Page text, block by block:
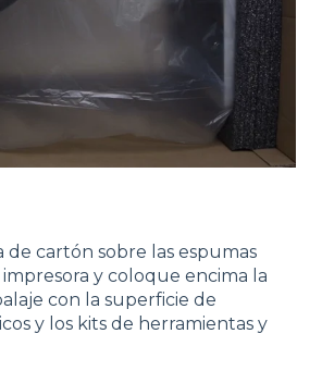
de cartón sobre las espumas
y coloque encima la
con la superficie de
y los kits de herramientas y